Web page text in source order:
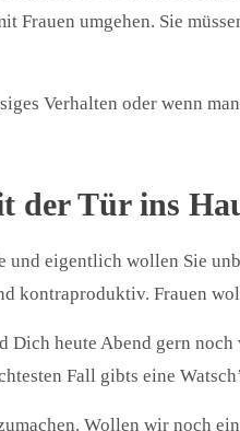
Frauen umgehen. Sie
Verhalten oder wenn
der Tür ins
und eigentlich wollen Sie
kontraproduktiv. Frauen
Dich heute Abend gern
Fall gibts eine
Wollen wir noch